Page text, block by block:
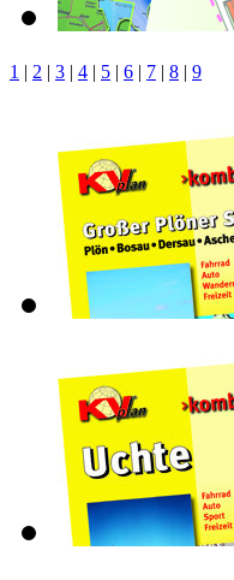
1 | 2 | 3 | 4 | 5 | 6 | 7 | 8 | 9